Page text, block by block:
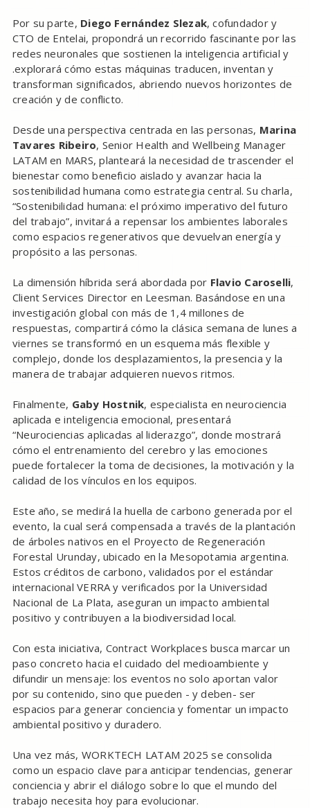
Por su parte, Diego Fernández Slezak, cofundador y
CTO de Entelai, propondrá un recorrido fascinante por las
redes neuronales que sostienen la inteligencia artificial y
.explorará cómo estas máquinas traducen, inventan y
transforman significados, abriendo nuevos horizontes de
creación y de conflicto.
Desde una perspectiva centrada en las personas, Marina
Tavares Ribeiro, Senior Health and Wellbeing Manager
LATAM en MARS, planteará la necesidad de trascender el
bienestar como beneficio aislado y avanzar hacia la
sostenibilidad humana como estrategia central. Su charla,
“Sostenibilidad humana: el próximo imperativo del futuro
del trabajo”, invitará a repensar los ambientes laborales
como espacios regenerativos que devuelvan energía y
propósito a las personas.
La dimensión híbrida será abordada por Flavio Caroselli,
Client Services Director en Leesman. Basándose en una
investigación global con más de 1,4 millones de
respuestas, compartirá cómo la clásica semana de lunes a
viernes se transformó en un esquema más flexible y
complejo, donde los desplazamientos, la presencia y la
manera de trabajar adquieren nuevos ritmos.
Finalmente, Gaby Hostnik, especialista en neurociencia
aplicada e inteligencia emocional, presentará
“Neurociencias aplicadas al liderazgo”, donde mostrará
cómo el entrenamiento del cerebro y las emociones
puede fortalecer la toma de decisiones, la motivación y la
calidad de los vínculos en los equipos.
Este año, se medirá la huella de carbono generada por el
evento, la cual será compensada a través de la plantación
de árboles nativos en el Proyecto de Regeneración
Forestal Urunday, ubicado en la Mesopotamia argentina.
Estos créditos de carbono, validados por el estándar
internacional VERRA y verificados por la Universidad
Nacional de La Plata, aseguran un impacto ambiental
positivo y contribuyen a la biodiversidad local.
Con esta iniciativa, Contract Workplaces busca marcar un
paso concreto hacia el cuidado del medioambiente y
difundir un mensaje: los eventos no solo aportan valor
por su contenido, sino que pueden - y deben- ser
espacios para generar conciencia y fomentar un impacto
ambiental positivo y duradero.
Una vez más, WORKTECH LATAM 2025 se consolida
como un espacio clave para anticipar tendencias, generar
conciencia y abrir el diálogo sobre lo que el mundo del
trabajo necesita hoy para evolucionar.